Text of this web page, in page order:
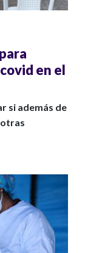
en el
si además de